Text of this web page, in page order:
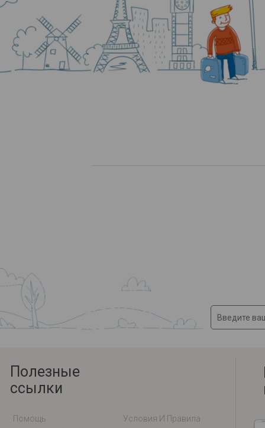
Полезные
ссылки
Помощь
Условия И Правила